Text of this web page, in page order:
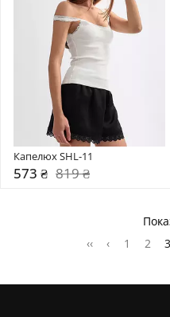
Капелюх SHL-11
573 ₴ 819 ₴
‹‹
‹ 1 2 3